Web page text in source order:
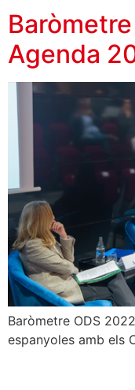
Baròmetre
Agenda
Baròmetre ODS
espanyoles amb els